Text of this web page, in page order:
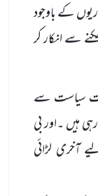
کے باوجود
سے انکار کر
سیاست سے
ہیں ۔اور بی
آخری لڑائی